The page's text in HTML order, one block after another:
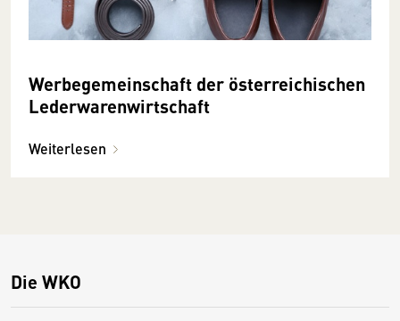
Werbegemeinschaft der österreichischen
Lederwarenwirtschaft
Weiterlesen
Die WKO